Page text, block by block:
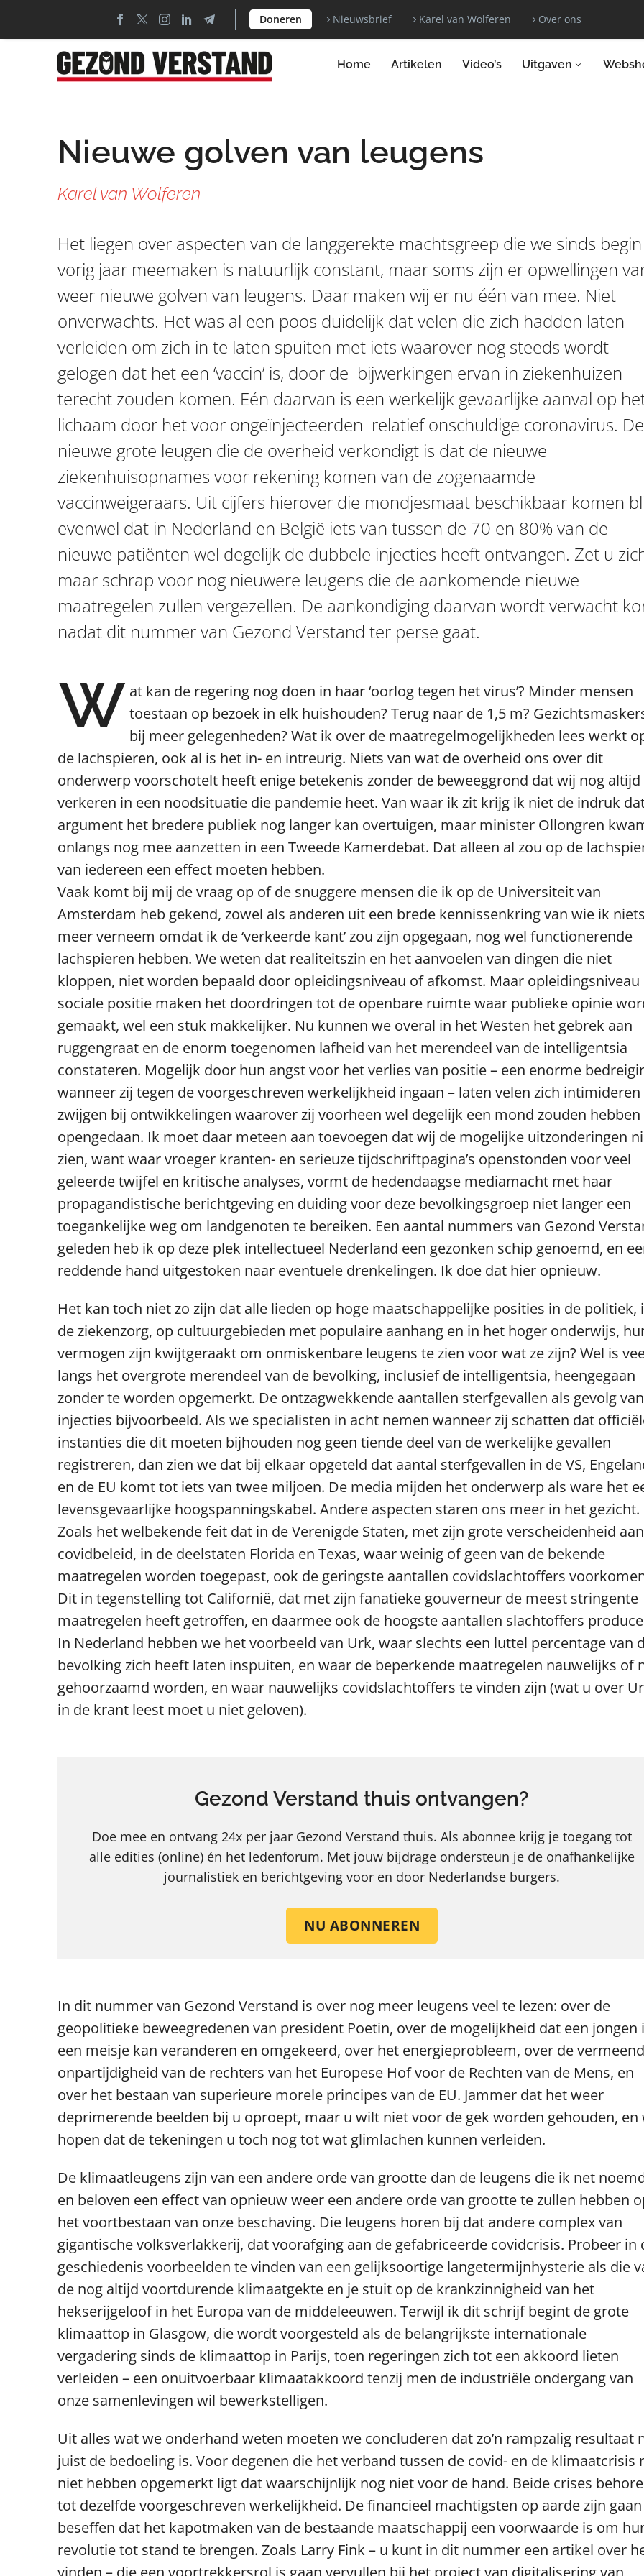
Doneren Nieuwsbrief Karel van Wolferen Over ons
Home Artikelen Video’s Uitgaven
Nieuwe golven van leugens
Karel van Wolferen
Het liegen over aspecten van de langgerekte machtsgreep die we sinds begin
vorig jaar meemaken is natuurlijk constant, maar soms zijn er opwellingen
weer nieuwe golven van leugens. Daar maken wij er nu één van mee. Niet
onverwachts. Het was al een poos duidelijk dat velen die zich hadden laten
verleiden om zich in te laten spuiten met iets waarover nog steeds wordt
gelogen dat het een ‘vaccin’ is, door de bijwerkingen ervan in ziekenhuizen
terecht zouden komen. Eén daarvan is een werkelijk gevaarlijke aanval op
lichaam door het voor ongeïnjecteerden relatief onschuldige coronavirus. De
nieuwe grote leugen die de overheid verkondigt is dat de nieuwe
ziekenhuisopnames voor rekening komen van de zogenaamde
vaccinweigeraars. Uit cijfers hierover die mondjesmaat beschikbaar komen
evenwel dat in Nederland en België iets van tussen de 70 en 80% van de
nieuwe patiënten wel degelijk de dubbele injecties heeft ontvangen. Zet u
maar schrap voor nog nieuwere leugens die de aankomende nieuwe
maatregelen zullen vergezellen. De aankondiging daarvan wordt verwacht
nadat dit nummer van Gezond Verstand ter perse gaat.
W at kan de regering nog doen in haar ‘oorlog tegen het virus’? Minder mensen
toestaan op bezoek in elk huishouden? Terug naar de 1,5 m?
bij meer gelegenheden? Wat ik over de maatregelmogelijkheden lees werkt
de lachspieren, ook al is het in- en intreurig. Niets van wat de overheid ons over dit
onderwerp voorschotelt heeft enige betekenis zonder de beweeggrond dat wij nog altijd
verkeren in een noodsituatie die pandemie heet. Van waar ik zit krijg ik niet de indruk
argument het bredere publiek nog langer kan overtuigen, maar minister Ollongren
onlangs nog mee aanzetten in een Tweede Kamerdebat. Dat alleen al zou op de
van iedereen een effect moeten hebben.
Vaak komt bij mij de vraag op of de snuggere mensen die ik op de Universiteit van
Amsterdam heb gekend, zowel als anderen uit een brede kennissenkring van wie ik niets
meer verneem omdat ik de ‘verkeerde kant’ zou zijn opgegaan, nog wel functionerende
lachspieren hebben. We weten dat realiteitszin en het aanvoelen van dingen die niet
kloppen, niet worden bepaald door opleidingsniveau of afkomst. Maar opleidingsniveau
sociale positie maken het doordringen tot de openbare ruimte waar publieke opinie
gemaakt, wel een stuk makkelijker. Nu kunnen we overal in het Westen het gebrek aan
ruggengraat en de enorm toegenomen lafheid van het merendeel van de intelligentsia
constateren. Mogelijk door hun angst voor het verlies van positie – een enorme
wanneer zij tegen de voorgeschreven werkelijkheid ingaan – laten velen zich
zwijgen bij ontwikkelingen waarover zij voorheen wel degelijk een mond zouden hebben
opengedaan. Ik moet daar meteen aan toevoegen dat wij de mogelijke uitzonderingen
zien, want waar vroeger kranten- en serieuze tijdschriftpagina’s openstonden voor veel
geleerde twijfel en kritische analyses, vormt de hedendaagse mediamacht met haar
propagandistische berichtgeving en duiding voor deze bevolkingsgroep niet langer een
toegankelijke weg om landgenoten te bereiken. Een aantal nummers van Gezond
geleden heb ik op deze plek intellectueel Nederland een gezonken schip genoemd, en
reddende hand uitgestoken naar eventuele drenkelingen. Ik doe dat hier opnieuw.
Het kan toch niet zo zijn dat alle lieden op hoge maatschappelijke posities in de politiek,
de ziekenzorg, op cultuurgebieden met populaire aanhang en in het hoger onderwijs,
vermogen zijn kwijtgeraakt om onmiskenbare leugens te zien voor wat ze zijn? Wel is
langs het overgrote merendeel van de bevolking, inclusief de intelligentsia, heengegaan
zonder te worden opgemerkt. De ontzagwekkende aantallen sterfgevallen als gevolg
injecties bijvoorbeeld. Als we specialisten in acht nemen wanneer zij schatten dat
instanties die dit moeten bijhouden nog geen tiende deel van de werkelijke gevallen
registreren, dan zien we dat bij elkaar opgeteld dat aantal sterfgevallen in de VS,
en de EU komt tot iets van twee miljoen. De media mijden het onderwerp als ware het
levensgevaarlijke hoogspanningskabel. Andere aspecten staren ons meer in het gezicht.
Zoals het welbekende feit dat in de Verenigde Staten, met zijn grote verscheidenheid aan
covidbeleid, in de deelstaten Florida en Texas, waar weinig of geen van de bekende
maatregelen worden toegepast, ook de geringste aantallen covidslachtoffers
Dit in tegenstelling tot Californië, dat met zijn fanatieke gouverneur de meest stringente
maatregelen heeft getroffen, en daarmee ook de hoogste aantallen slachtoffers
In Nederland hebben we het voorbeeld van Urk, waar slechts een luttel percentage van
bevolking zich heeft laten inspuiten, en waar de beperkende maatregelen nauwelijks of
gehoorzaamd worden, en waar nauwelijks covidslachtoffers te vinden zijn (wat u over
in de krant leest moet u niet geloven).
Gezond Verstand thuis ontvangen?
Doe mee en ontvang 24x per jaar Gezond Verstand thuis. Als abonnee krijg je toegang tot
alle edities (online) én het ledenforum. Met jouw bijdrage ondersteun je de onafhankelijke
journalistiek en berichtgeving voor en door Nederlandse burgers.
NU ABONNEREN
In dit nummer van Gezond Verstand is over nog meer leugens veel te lezen: over de
geopolitieke beweegredenen van president Poetin, over de mogelijkheid dat een jongen
een meisje kan veranderen en omgekeerd, over het energieprobleem, over de
onpartijdigheid van de rechters van het Europese Hof voor de Rechten van de Mens, en
over het bestaan van superieure morele principes van de EU. Jammer dat het weer
deprimerende beelden bij u oproept, maar u wilt niet voor de gek worden gehouden, en
hopen dat de tekeningen u toch nog tot wat glimlachen kunnen verleiden.
De klimaatleugens zijn van een andere orde van grootte dan de leugens die ik net
en beloven een effect van opnieuw weer een andere orde van grootte te zullen hebben
het voortbestaan van onze beschaving. Die leugens horen bij dat andere complex van
gigantische volksverlakkerij, dat voorafging aan de gefabriceerde covidcrisis. Probeer in
geschiedenis voorbeelden te vinden van een gelijksoortige langetermijnhysterie als die
de nog altijd voortdurende klimaatgekte en je stuit op de krankzinnigheid van het
hekserijgeloof in het Europa van de middeleeuwen. Terwijl ik dit schrijf begint de grote
klimaattop in Glasgow, die wordt voorgesteld als de belangrijkste internationale
vergadering sinds de klimaattop in Parijs, toen regeringen zich tot een akkoord lieten
verleiden – een onuitvoerbaar klimaatakkoord tenzij men de industriële ondergang van
onze samenlevingen wil bewerkstelligen.
Uit alles wat we onderhand weten moeten we concluderen dat zo’n rampzalig resultaat
juist de bedoeling is. Voor degenen die het verband tussen de covid- en de klimaatcrisis
niet hebben opgemerkt ligt dat waarschijnlijk nog niet voor de hand. Beide crises
tot dezelfde voorgeschreven werkelijkheid. De financieel machtigsten op aarde zijn gaan
beseffen dat het kapotmaken van de bestaande maatschappij een voorwaarde is om
revolutie tot stand te brengen. Zoals Larry Fink – u kunt in dit nummer een artikel over
vinden – die een voortrekkersrol is gaan vervullen bij het project van digitalisering van